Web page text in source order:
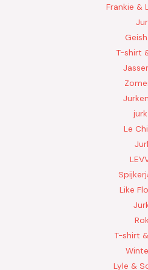
Frankie &
T-shirt
Jurken
jurk
Le
Like Flo
Rok
T-shirt
Lyle &